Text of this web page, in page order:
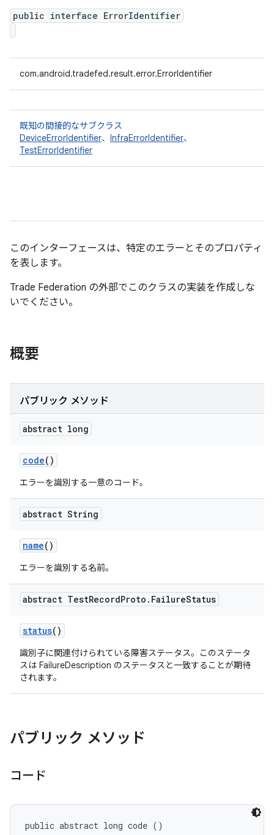
public interface ErrorIdentifier
com.android.tradefed.result.error.ErrorIdentifier
既知の間接的なサブクラス
DeviceErrorIdentifier、 InfraErrorIdentifier、
TestErrorIdentifier
このインターフェースは、特定のエラーとそのプロパティ
を表します。
Trade Federation の外部でこのクラスの実装を作成しな
いでください。
概要
パブリック メソッド
abstract long
code()
エラーを識別する一意のコード。
abstract String
name()
エラーを識別する名前。
abstract TestRecordProto . FailureStatus
status()
識別子に関連付けられている障害ステータス。このステータ
スは FailureDescription のステータスと一致することが期待
されます。
パブリック メソッド
コード
public abstract long code ()